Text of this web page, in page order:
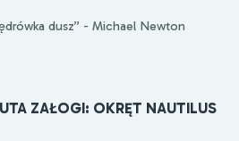
dusz” - Michael Newton
ZAŁOGI: OKRĘT NAUTILUS